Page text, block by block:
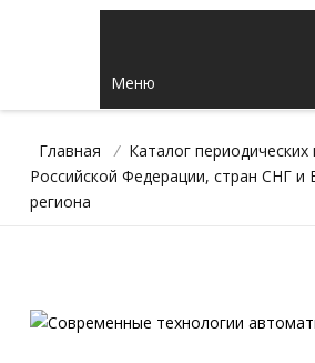
Меню
Главная / Каталог периодических
Российской Федерации, стран СНГ и
региона